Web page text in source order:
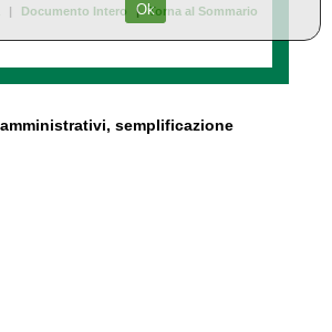
| Documento Intero | Torna al Sommario
semplificazione
Ok